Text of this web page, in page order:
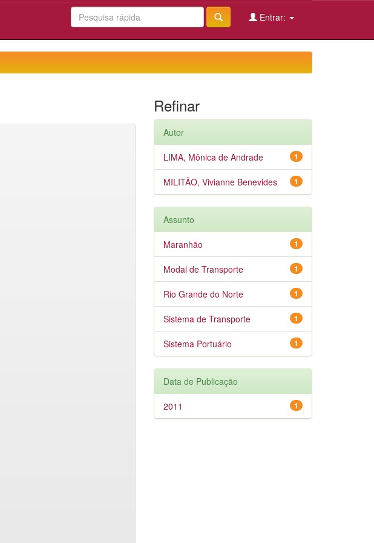
Entrar:
Refinar
Autor
1
LIMA, Mônica de Andrade
1
MILITÃO, Vivianne Benevides
Assunto
1
Maranhão
1
Modal de Transporte
1
Rio Grande do Norte
1
Sistema de Transporte
1
Sistema Portuário
Data de Publicação
1
2011